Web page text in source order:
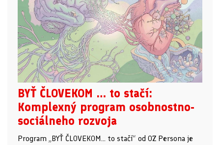
BYŤ ČLOVEKOM … to stačí:
Komplexný program osobnostno-
sociálneho rozvoja
Program „BYŤ ČLOVEKOM… to stačí“ od OZ Persona je